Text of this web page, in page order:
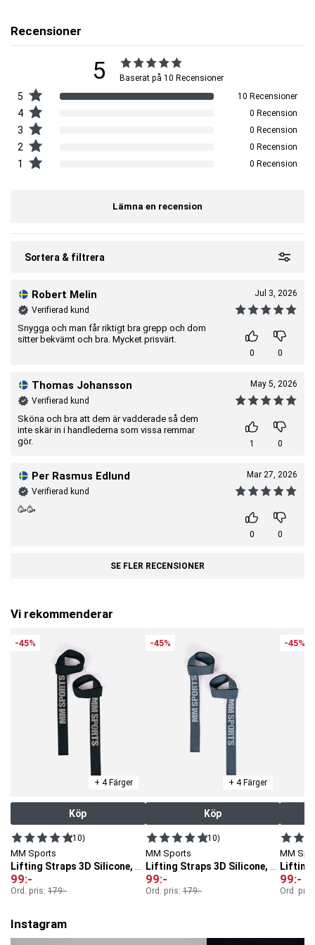
Tillverkare:
Recensioner
5 Baserat på 10 Recensioner
5 10 Recensioner
4 0 Recension
3 0 Recension
2 0 Recension
1 0 Recension
Lämna en recension
Sortera & filtrera
Robert Melin
Verifierad kund
Snygga och man får riktigt bra grepp och dom
sitter bekvämt och bra. Mycket prisvärt.
Jul 3, 2026
0 0
Thomas Johansson
Verifierad kund
Sköna och bra att dem är vadderade så dem
inte skär in i handlederna som vissa remmar
gör.
May 5, 2026
1 0
Per Rasmus Edlund
Verifierad kund
🥳🥳
Mar 27, 2026
0 0
SE FLER RECENSIONER
Vi rekommenderar
-45%
+ 4 Färger
Köp
(10)
MM Sports
99:-
Ord. pris: 179:-
-45%
+ 4 Färger
Köp
(10)
MM Sports
99:-
Ord. pris:179:-
-45%
MM
99:-
Ord.
Instagram